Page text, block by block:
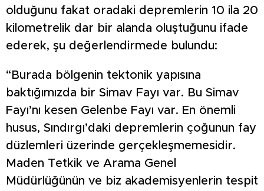
olduğunu fakat oradaki depremlerin 10 ila 20
kilometrelik dar bir alanda oluştuğunu ifade
ederek, şu değerlendirmede bulundu:
“Burada bölgenin tektonik yapısına
baktığımızda bir Simav Fayı var. Bu Simav
Fayı’nı kesen Gelenbe Fayı var. En önemli
husus, Sındırgı’daki depremlerin çoğunun fay
düzlemleri üzerinde gerçekleşmemesidir.
Maden Tetkik ve Arama Genel
Müdürlüğünün ve biz akademisyenlerin tespit